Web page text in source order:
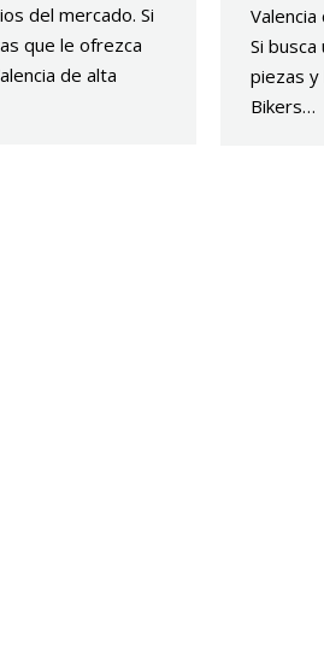
Si
piezas y
Bikers…
del mercado. Si
que le ofrezca
de alta